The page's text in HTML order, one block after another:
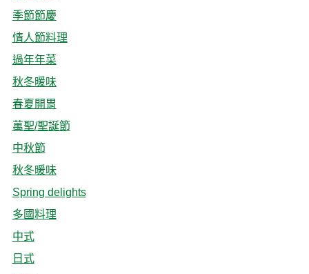
季節節慶
情人節料理
過年年菜
秋冬暖味
春夏開胃
萬聖/聖誕節
中秋節
秋冬暖味
Spring delights
多國料理
中式
日式